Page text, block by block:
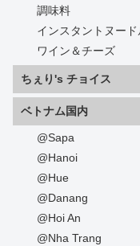
調味料
インスタントヌード
ワイン＆チーズ
ちぇり's チョイス
ベトナム国内
@Sapa
@Hanoi
@Hue
@Danang
@Hoi An
@Nha Trang